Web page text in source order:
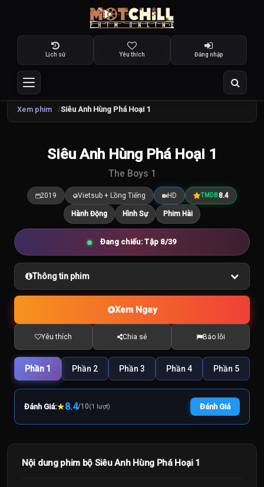
Lịch sử Yêu thích Đăng nhập
Xem phim Siêu Anh Hùng Phá Hoại 1
8.4/10
Siêu Anh Hùng Phá Hoại 1
The Boys 1
2019 Vietsub + Lồng Tiếng HD TMDB8.4
Hành Động Hình Sự Phim Hài
Đang chiếu: Tập 8/39
Thông tin phim
Xem Ngay
Yêu thích Chia sẻ Báo lỗi
Phần 1 Phần 2 Phần 3 Phần 4 Phần 5
Đánh Giá:★8.4/10(1 lượt) Đánh Giá
Nội dung phim bộ Siêu Anh Hùng Phá Hoại 1